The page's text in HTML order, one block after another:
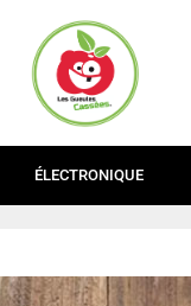
ÉLECTRONIQUE